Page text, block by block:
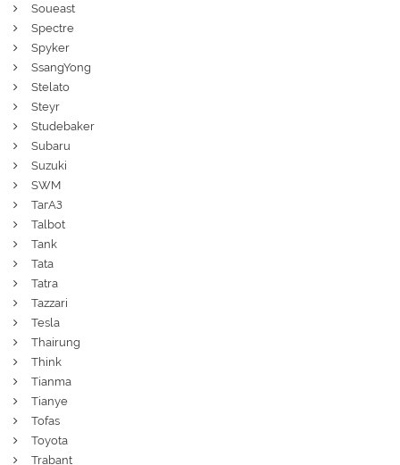
Soueast
Spectre
Spyker
SsangYong
Stelato
Steyr
Studebaker
Subaru
Suzuki
SWM
ТагАЗ
Talbot
Tank
Tata
Tatra
Tazzari
Tesla
Thairung
Think
Tianma
Tianye
Tofas
Toyota
Trabant